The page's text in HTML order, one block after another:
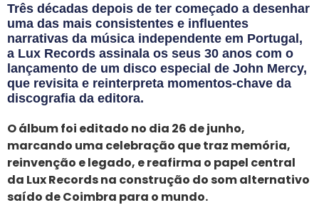
Três décadas depois de ter começado a desenhar
uma das mais consistentes e influentes
narrativas da música independente em Portugal,
a Lux Records assinala os seus 30 anos com o
lançamento de um disco especial de John Mercy,
que revisita e reinterpreta momentos-chave da
discografia da editora.
O álbum foi editado no dia 26 de junho,
marcando uma celebração que traz memória,
reinvenção e legado, e reafirma o papel central
da Lux Records na construção do som alternativo
saído de Coimbra para o mundo.